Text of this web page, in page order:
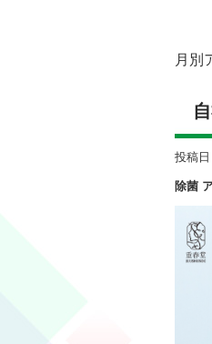
月別
投稿日
除菌